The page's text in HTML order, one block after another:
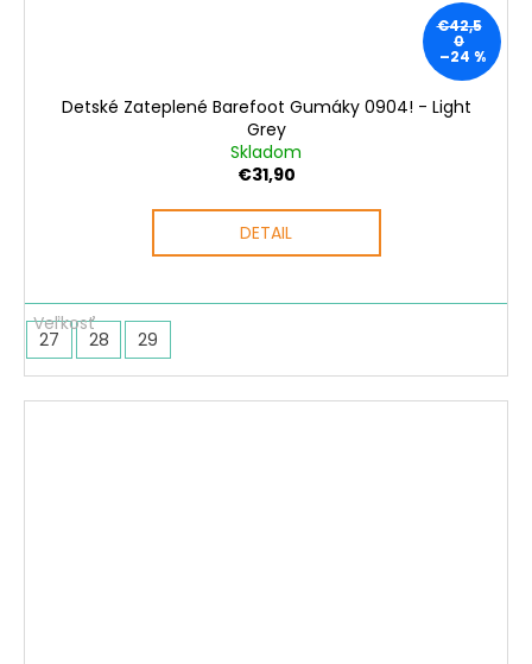
€42,5
0
–24 %
Detské Zateplené Barefoot Gumáky 0904! - Light
Grey
Skladom
€31,90
DETAIL
27 28 29